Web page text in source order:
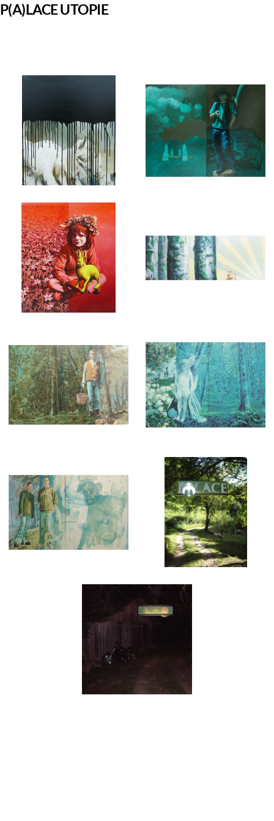
P(A)LACE UTOPIE